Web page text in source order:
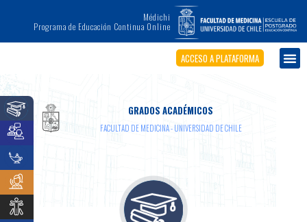
Médichi
Programa de Educación Continua Online
ACCESO A PLATAFORMA
GRADOS ACADÉMICOS
FACULTAD DE MEDICINA - UNIVERSIDAD DE CHILE